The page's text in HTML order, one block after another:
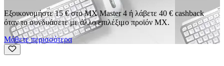
Εξοικονομήστε 15 € στο MX Master 4 ή λάβετε 40 € cashback
όταν το συνδυάσετε με άλλο επιλέξιμο προϊόν MX.
Μάθετε περισσότερα